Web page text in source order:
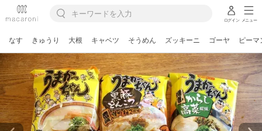
ログイン メニュー
なす きゅうり 大根 キャベツ そうめん ズッキーニ ゴーヤ ピーマ